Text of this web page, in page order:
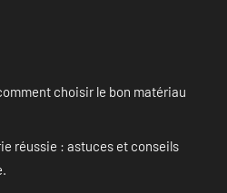
choisir le bon matériau
réussie : astuces et conseils